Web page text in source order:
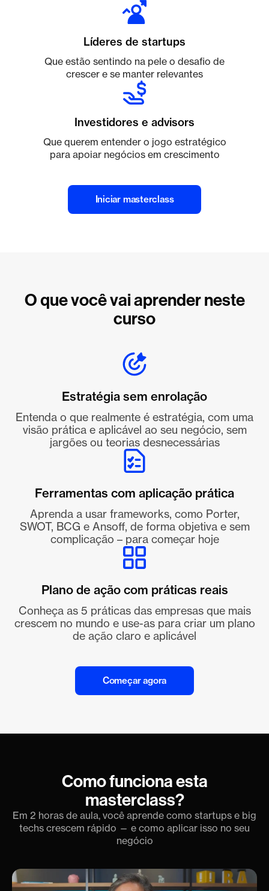
Líderes de startups
Que estão sentindo na pele o desafio de
crescer e se manter relevantes
Investidores e advisors
Que querem entender o jogo estratégico
para apoiar negócios em crescimento
Iniciar masterclass
O que você vai aprender neste
curso
Estratégia sem enrolação
Entenda o que realmente é estratégia, com uma
visão prática e aplicável ao seu negócio, sem
jargões ou teorias desnecessárias
Ferramentas com aplicação prática
Aprenda a usar frameworks, como Porter,
SWOT, BCG e Ansoff, de forma objetiva e sem
complicação – para começar hoje
Plano de ação com práticas reais
Conheça as 5 práticas das empresas que mais
crescem no mundo e use-as para criar um plano
de ação claro e aplicável
Começar agora
Como funciona esta
masterclass?
Em 2 horas de aula, você aprende como startups e big
techs crescem rápido — e como aplicar isso no seu
negócio